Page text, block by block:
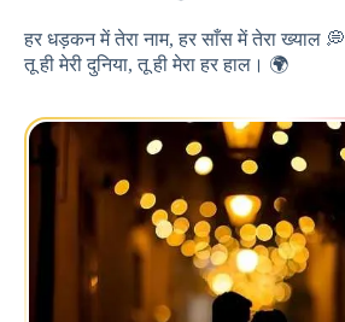
हर धड़कन में तेरा नाम, हर साँस में तेरा ख्याल 💭
तू ही मेरी दुनिया, तू ही मेरा हर हाल। 🌍